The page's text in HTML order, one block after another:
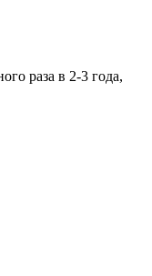
раза в 2-3 года,